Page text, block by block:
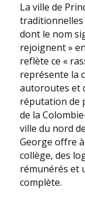
La ville de
traditionnelles
dont le nom
rejoignent »
reflète ce «
représente la
autoroutes et
réputation de
de la
ville du nord
George offre
collège, des
rémunérés et
complète.